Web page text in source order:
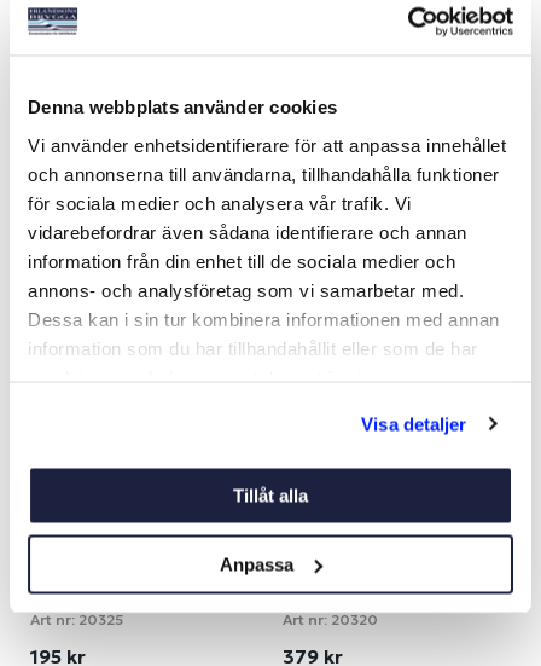
Denna webbplats använder cookies
Vi använder enhetsidentifierare för att anpassa innehållet
och annonserna till användarna, tillhandahålla funktioner
för sociala medier och analysera vår trafik. Vi
vidarebefordrar även sådana identifierare och annan
information från din enhet till de sociala medier och
annons- och analysföretag som vi samarbetar med.
Dessa kan i sin tur kombinera informationen med annan
information som du har tillhandahållit eller som de har
Visa detaljer
Tillåt alla
Anpassa
REMOVER SPRAY
Art nr: 20414
239 kr
Köp
Art nr: 20302
149 kr
Ord. pris 195 kr
Köp
Art nr: 20325
195 kr
LEFANT RACING WAX
500ML
Art nr: 20320
379 kr